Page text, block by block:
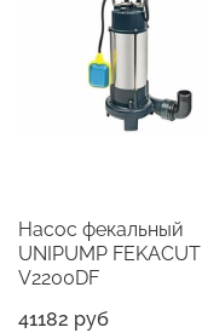
Насос фекальный
UNIPUMP FEKACUT
V2200DF
41182 руб